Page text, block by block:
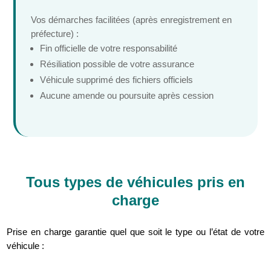
Vos démarches facilitées (après enregistrement en
préfecture) :
Fin officielle de votre responsabilité
Résiliation possible de votre assurance
Véhicule supprimé des fichiers officiels
Aucune amende ou poursuite après cession
Tous types de véhicules pris en
charge
Prise en charge garantie quel que soit le type ou l’état de votre
véhicule :